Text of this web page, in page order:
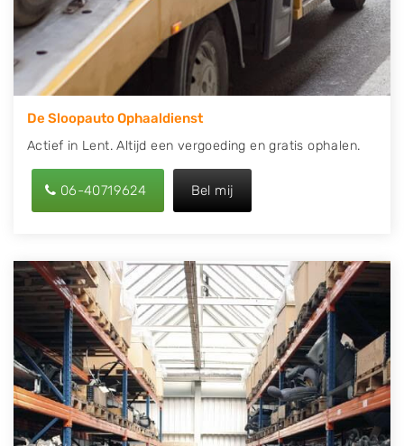
Kia, Mazda, Mercedes Benz, Mitsubishi, Nissan, Opel,
Peugeot, Porsche, Renault, Seat, Skoda, Suzuki, Tesla,
Toyota, Volkswagen en Volvo.
De Sloopauto Ophaaldienst
Actief in Lent. Altijd een vergoeding en gratis ophalen.
06-40719624 Bel mij